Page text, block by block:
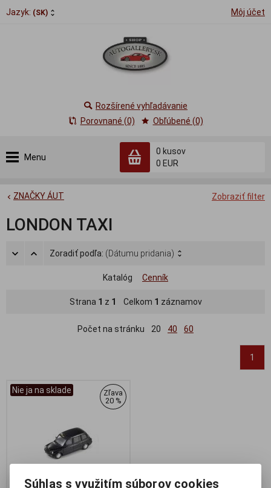
Jazyk: (SK) Môj účet
Menu
0 kusov
0 EUR
Rozšírené vyhľadávanie
Porovnané (0)
Obľúbené (0)
Zobraziť filter
ZNAČKY ÁUT
LONDON TAXI
Zoradiť podľa: (Dátumu pridania)
Katalóg Cenník
Strana 1 z 1 Celkom 1 záznamov
Počet na stránku 20 40 60
1
Nie ja na sklade
Zľava
20 %
Súhlas s využitím súborov cookies